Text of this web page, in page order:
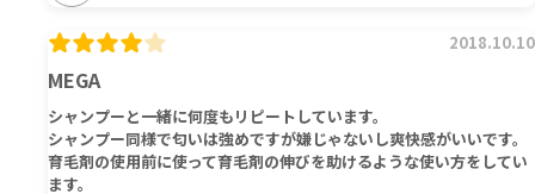
MEGA
2018.10.10
シャンプーと一緒に何度もリピートしています。
シャンプー同様で匂いは強めですが嫌じゃないし爽快感がいいです。
育毛剤の使用前に使って育毛剤の伸びを助けるような使い方をしてい
ます。